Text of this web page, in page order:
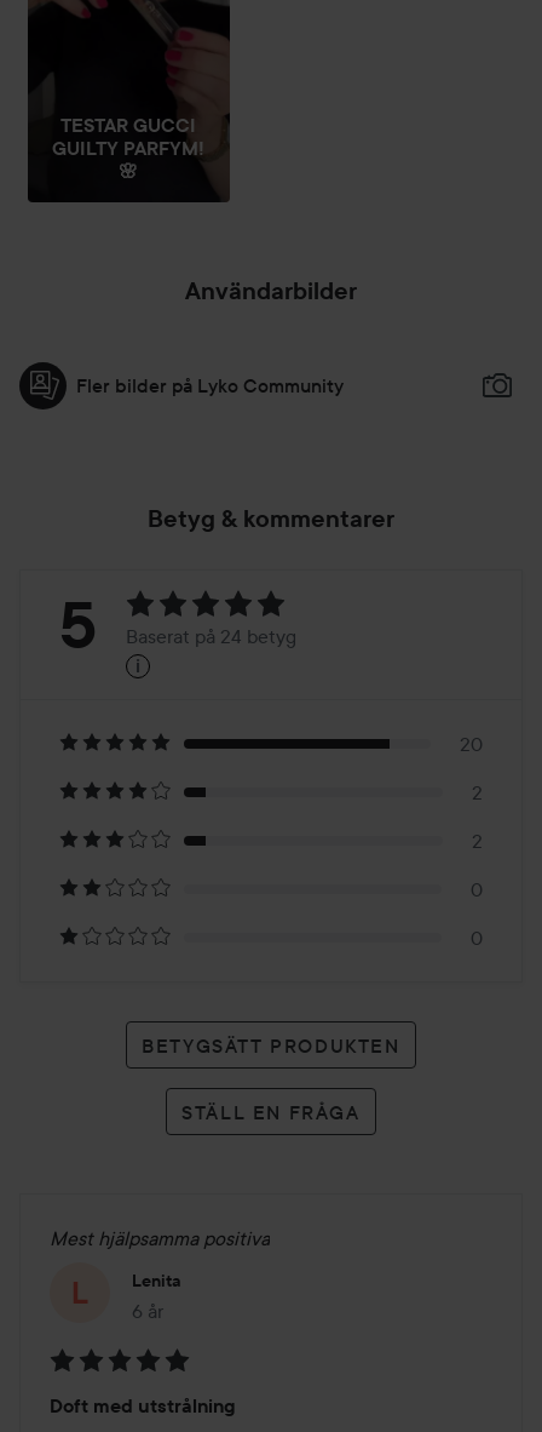
TESTAR GUCCI
GUILTY PARFYM!
🌸
Användarbilder
Fler bilder på Lyko Community
Betyg & kommentarer
Betyg:
Baserat
på
24
betyg
5 Baserat på 24 betyg
i
20
2
2
0
0
BETYGSÄTT PRODUKTEN
STÄLL EN FRÅGA
Mest hjälpsamma positiva
Lenita
6 år
Inlägget skapades 6 år
5
Doft med utstrålning